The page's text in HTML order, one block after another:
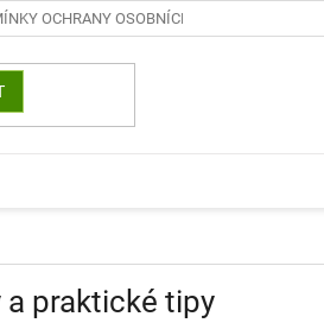
OCHRANY OSOBNÍCH ÚDAJŮ
praktické tipy